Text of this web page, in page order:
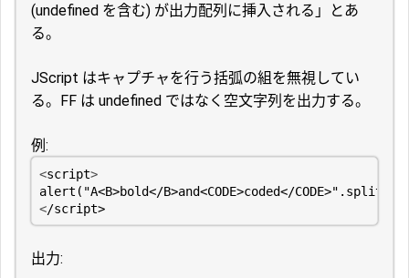
(undefined を含む) が出力配列に挿入される」とあ
る。
JScript はキャプチャを行う括弧の組を無視してい
る。FF は undefined ではなく空文字列を出力する。
例:
<script>
alert ( "A<B>bold</B>and<CODE>coded</CODE>" . split
</script>
出力: